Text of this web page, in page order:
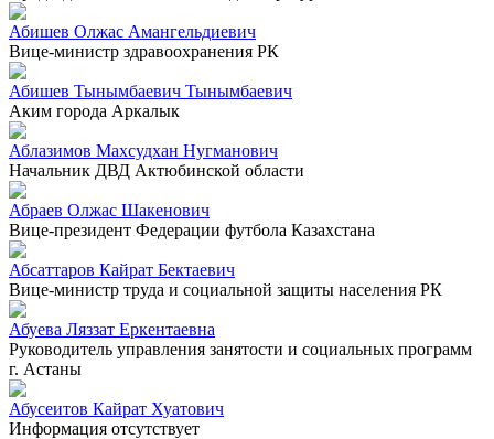
Абишев Олжас Амангельдиевич
Вице-министр здравоохранения РК
Абишев Тынымбаевич Тынымбаевич
Аким города Аркалык
Аблазимов Махсудхан Нугманович
Начальник ДВД Актюбинской области
Абраев Олжас Шакенович
Вице-президент Федерации футбола Казахстана
Абсаттаров Кайрат Бектаевич
Вице-министр труда и социальной защиты населения РК
Абуева Ляззат Еркентаевна
Руководитель управления занятости и социальных программ
г. Астаны
Абусеитов Кайрат Хуатович
Информация отсутствует